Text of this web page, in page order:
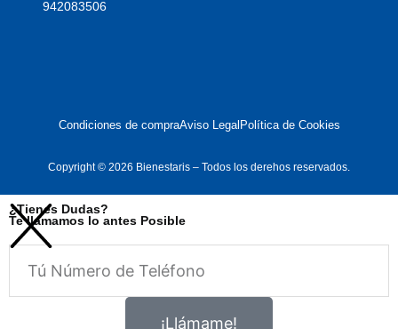
942083506
Copyright © 2026 Bienestaris – Todos los derehos reservados.
Condiciones de compraAviso Legal Política de Cookies
¿Tienes Dudas?
Te llamamos lo antes Posible
¡Llámame!